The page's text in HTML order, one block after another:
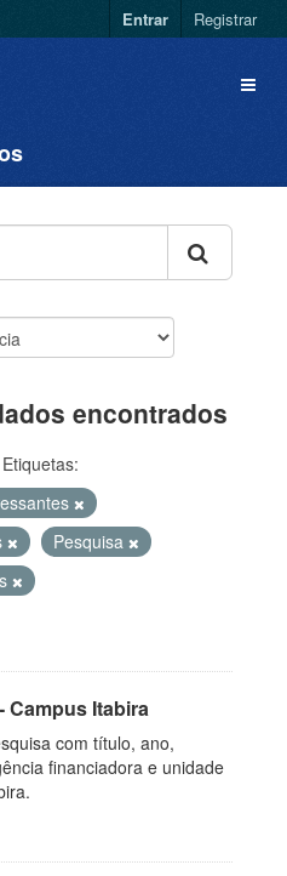
Entrar Registrar
encontrados
Etiquetas:
Pesquisa
Campus Itabira
com título, ano,
financiadora e unidade